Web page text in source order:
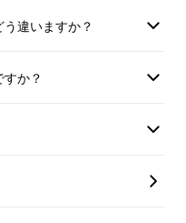
違いますか？
か？